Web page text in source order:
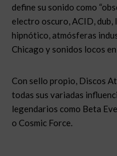
define su sonido como
electro oscuro, ACID, dub,
hipnótico, atmósferas
Chicago y sonidos locos en
Con sello propio, Discos
todas sus variadas
legendarios como Beta
o Cosmic Force.